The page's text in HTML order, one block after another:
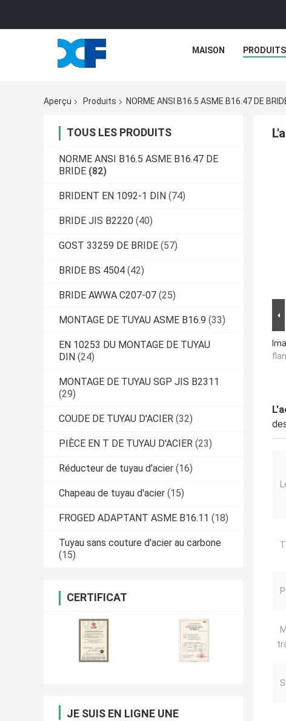
MAISON PRODUITS
Aperçu Produits NORME ANSI B16.5 ASME B16.47 DE
TOUS LES PRODUITS
NORME ANSI B16.5 ASME B16.47 DE
BRIDE (82)
BRIDENT EN 1092-1 DIN (74)
BRIDE JIS B2220 (40)
GOST 33259 DE BRIDE (57)
BRIDE BS 4504 (42)
BRIDE AWWA C207-07 (25)
MONTAGE DE TUYAU ASME B16.9 (33)
EN 10253 DU MONTAGE DE TUYAU
DIN (24)
MONTAGE DE TUYAU SGP JIS B2311
(29)
COUDE DE TUYAU D'ACIER (32)
PIÈCE EN T DE TUYAU D'ACIER (23)
Réducteur de tuyau d'acier (16)
Chapeau de tuyau d'acier (15)
FROGED ADAPTANT ASME B16.11 (18)
Tuyau sans couture d'acier au carbone
(15)
CERTIFICAT
JE SUIS EN LIGNE UNE